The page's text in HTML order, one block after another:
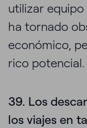
utilizar
ha tornado
económico,
rico potencial.
39. Los
los viajes en